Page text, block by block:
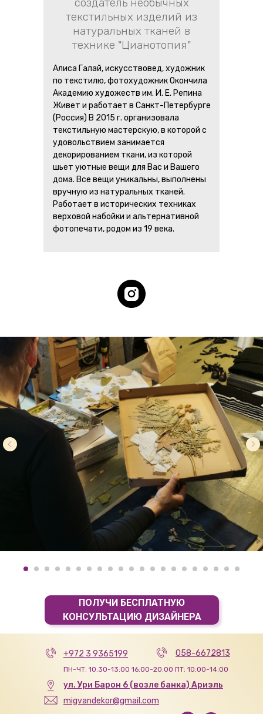
текстильных изделий из
натуральных тканей в
технике "Цианотопия"
Алиса Галай, искусствовед, художник
по текстилю, фотохудожник Окончила
Академию художеств им. И. Е. Репина
Живет и работает в Санкт-Петербурге
(Россия) В 2015 г. организовала
текстильную мастерскую, в которой с
удовольствием занимается
декорированием ткани, из которой
шьет уютные вещи для Вас и Вашего
дома. Все вещи уникальны, выполнены
вручную из натуральных тканей.
Работает в исторических техниках
верховой набойки и альтернативной
фотопечати, родом из 19 века.
ПОЛУЧИ БЕСПЛАТНУЮ
КОНСУЛЬТАЦИЮ ДИЗАЙНЕРА
ПН-ЧТ: 10:30-13:00 16:00-20:00 ПТ: 10:00-14:00
+972 3 9365199
migvandekor@gmail.com
ул. Ури Барон 6 (возле банка) Ариэль
058-6672813